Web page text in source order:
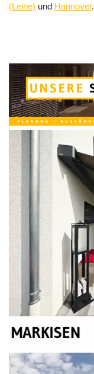
(Leine) und Hannover.